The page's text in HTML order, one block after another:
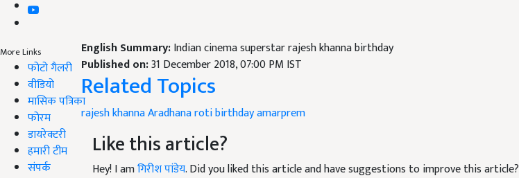
More Links
फोटो गैलरी
वीडियो
मासिक पत्रिका
फोरम
डायरेक्टरी
हमारी टीम
संपर्क
English Summary:Indian cinema superstar rajesh khanna birthday
Published on:31 December 2018, 07:00 PM IST
Related Topics
rajesh khannaAradhanarotibirthdayamarprem
Like this article?
Hey! I amगिरीश पांडेय. Did you liked this article and have suggestions to improve this article?